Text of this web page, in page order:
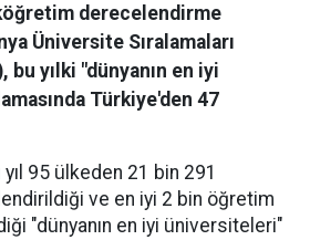
derecelendirme
Üniversite Sıralamaları
bu yılki "dünyanın en iyi
Türkiye'den 47
95 ülkeden 21 bin 291
ve en iyi 2 bin öğretim
"dünyanın en iyi üniversiteleri"